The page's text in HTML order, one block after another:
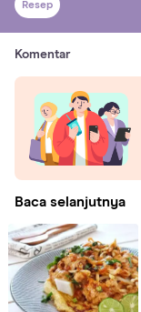
Resep
Komentar
Baca selanjutnya